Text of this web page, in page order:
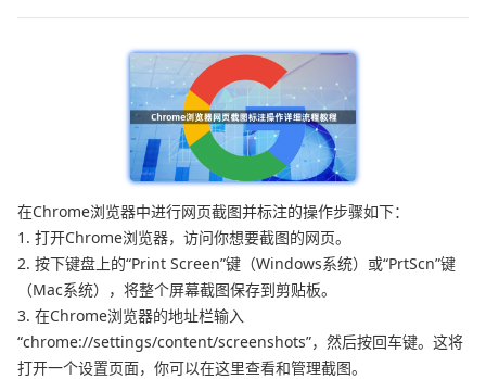
在Chrome浏览器中进行网页截图并标注的操作步骤如下：
1. 打开Chrome浏览器，访问你想要截图的网页。
2. 按下键盘上的“Print Screen”键（Windows系统）或“PrtScn”键
（Mac系统），将整个屏幕截图保存到剪贴板。
3. 在Chrome浏览器的地址栏输入
“chrome://settings/content/screenshots”，然后按回车键。这将
打开一个设置页面，你可以在这里查看和管理截图。